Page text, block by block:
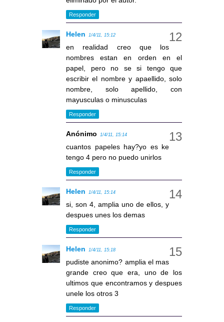
Responder
Helen 1/4/11, 15:12
en realidad creo que los
nombres estan en orden en el
papel, pero no se si tengo que
escribir el nombre y apaellido, solo
nombre, solo apellido, con
mayusculas o minusculas
Responder
Anónimo 1/4/11, 15:14
cuantos papeles hay?yo es ke
tengo 4 pero no puedo unirlos
Responder
Helen 1/4/11, 15:14
si, son 4, amplia uno de ellos, y
despues unes los demas
Responder
Helen 1/4/11, 15:18
pudiste anonimo? amplia el mas
grande creo que era, uno de los
ultimos que encontramos y despues
unele los otros 3
Responder